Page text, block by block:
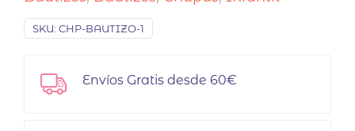
se
SKU: CHP-BAUTIZO-1
Envíos Gratis desde 60€